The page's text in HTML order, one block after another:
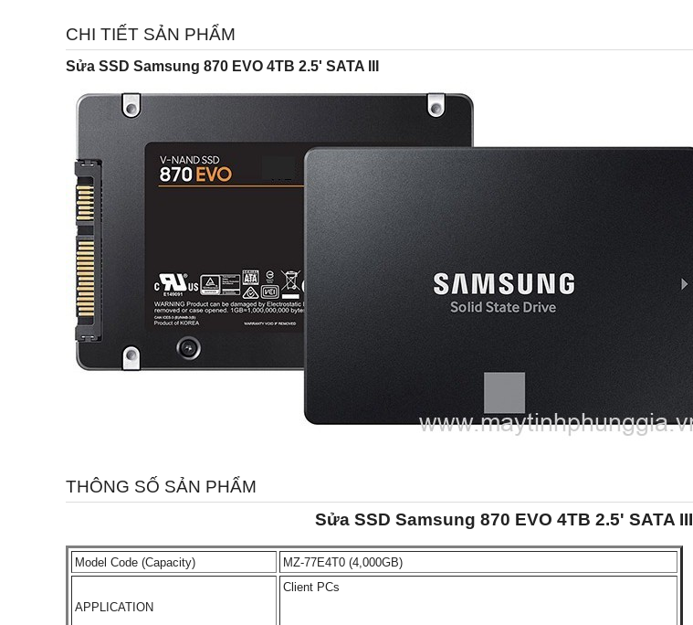
CHI TIẾT SẢN PHẨM
Sửa SSD Samsung 870 EVO 4TB 2.5' SATA III
THÔNG SỐ SẢN PHẨM
Sửa SSD Samsung 870 EVO 4TB 2.5' SATA III
Model Code (Capacity) MZ-77E4T0 (4,000GB)
APPLICATION
Client PCs